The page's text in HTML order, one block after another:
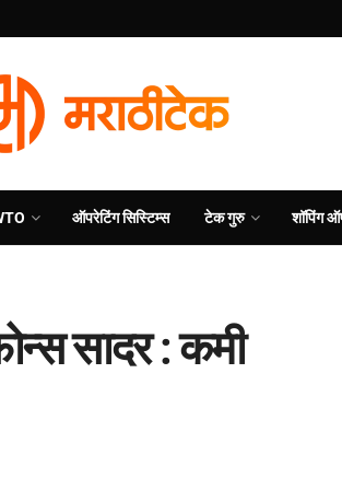
ऑपरेटिंग सिस्टिम्स टेक गुरु शॉपिंग
सादर : कमी